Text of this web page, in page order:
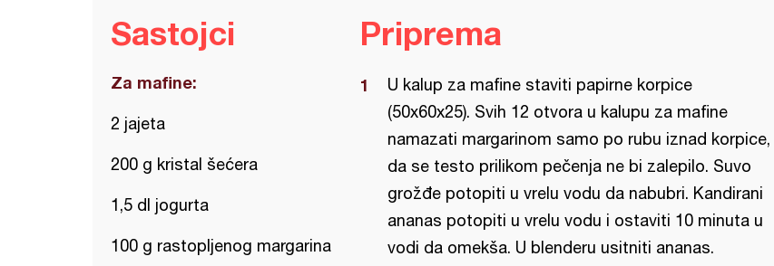
Sastojci
Za mafine:
2 jajeta
200 g kristal šećera
1,5 dl jogurta
100 g rastopljenog margarina
Priprema
U kalup za mafine staviti papirne korpice
(50x60x25). Svih 12 otvora u kalupu za mafine
namazati margarinom samo po rubu iznad korpice,
da se testo prilikom pečenja ne bi zalepilo. Suvo
grožđe potopiti u vrelu vodu da nabubri. Kandirani
ananas potopiti u vrelu vodu i ostaviti 10 minuta u
vodi da omekša. U blenderu usitniti ananas.